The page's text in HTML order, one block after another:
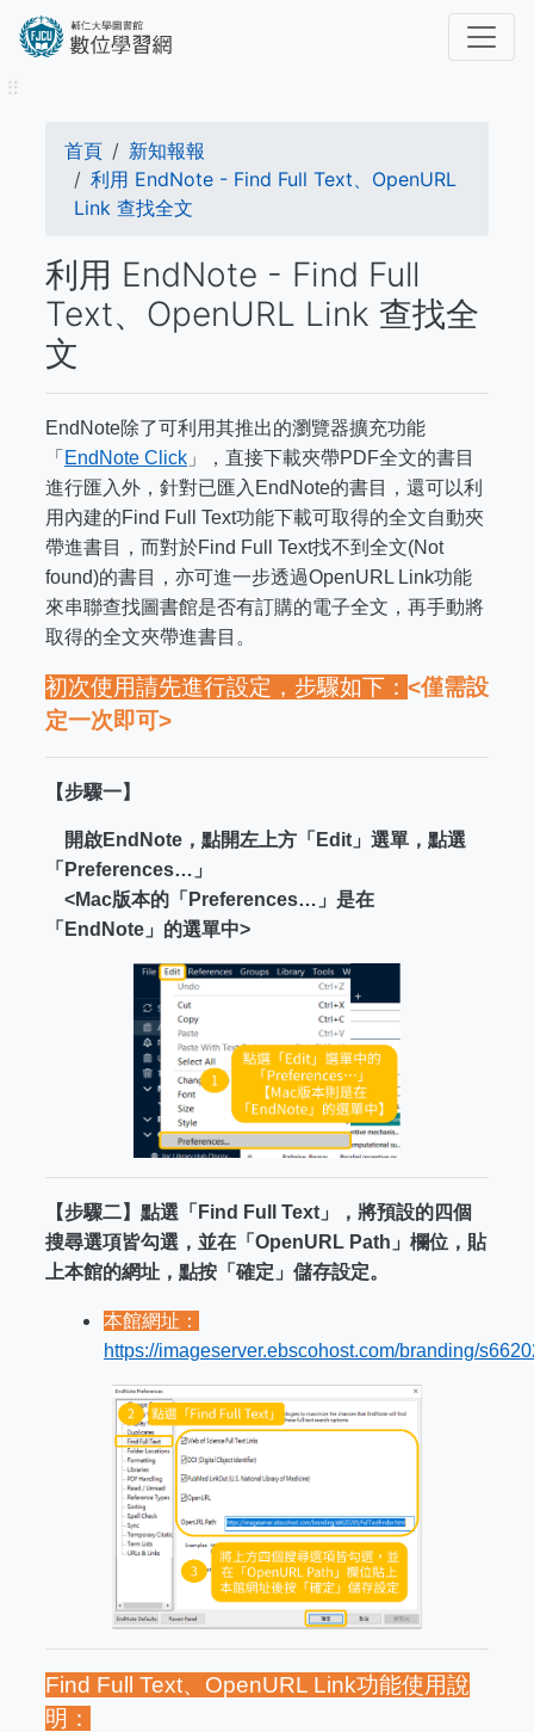
內
⠿
導
航
結
首頁
新知報報
利用 EndNote - Find Full Text、OpenURL
Link 查找全文
利用 EndNote - Find Full
Text、OpenURL Link 查找全
文
EndNote除了可利用其推出的瀏覽器擴充功能
「 EndNote Click 」，直接下載夾帶PDF全文的書目
進行匯入外，針對已匯入EndNote的書目，還可以利
用內建的Find Full Text功能下載可取得的全文自動夾
帶進書目，而對於Find Full Text找不到全文(Not
found)的書目，亦可進一步透過OpenURL Link功能
來串聯查找圖書館是否有訂購的電子全文，再手動將
取得的全文夾帶進書目。
初次使用請先進行設定，步驟如下： <僅需設
定一次即可>
【步驟一】
開啟EndNote，點開左上方「Edit」選單，點選
「Preferences…」
<Mac版本的「Preferences…」是在
「EndNote」的選單中>
【步驟二】 點選「Find Full Text」，將預設的四個
搜尋選項皆勾選，並在「OpenURL Path」欄位，貼
上本館的網址，點按「確定」儲存設定。
本館網址：
https://imageserver.ebscohost.com/branding/
Find Full Text、OpenURL Link功能使用說
明：